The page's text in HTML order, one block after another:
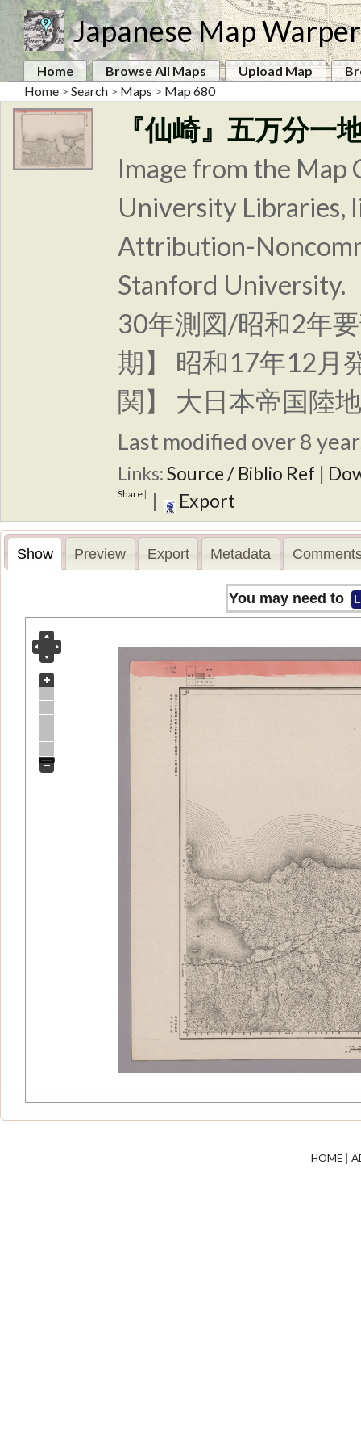
Japanese Map Warper
Home Browse All Maps Upload Map
Home > Search > Maps > Map 680
『仙崎』五万分一
Image from the Map
University Libraries,
Attribution-
Stanford University.
30年測図/昭和2年
期】 昭和17年12月
関】 大日本帝国陸
Last modified over 8
Links:Source / Biblio Ref |
Share | | Export
Show Preview Export Metadata
You may need to
HOME|